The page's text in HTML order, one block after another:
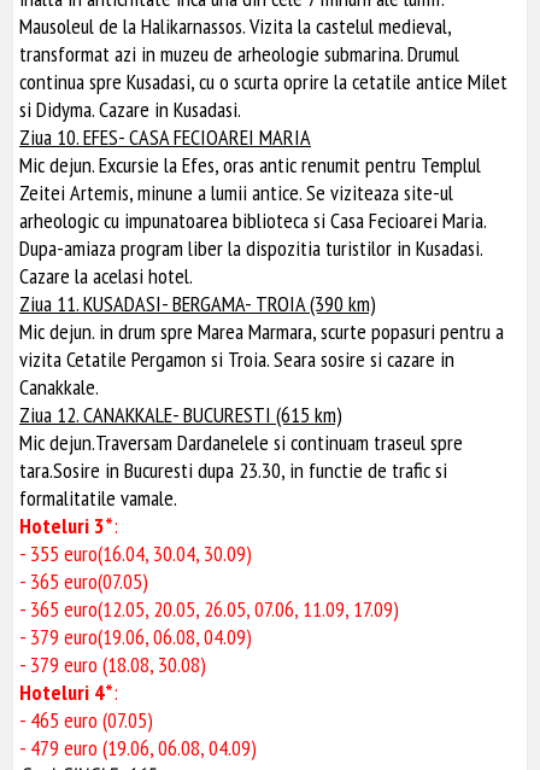
Mausoleul de la Halikarnassos. Vizita la castelul medieval,
transformat azi in muzeu de arheologie submarina. Drumul
continua spre Kusadasi, cu o scurta oprire la cetatile antice Milet
si Didyma. Cazare in Kusadasi.
Ziua 10. EFES- CASA FECIOAREI MARIA
Mic dejun. Excursie la Efes, oras antic renumit pentru Templul
Zeitei Artemis, minune a lumii antice. Se viziteaza site-ul
arheologic cu impunatoarea biblioteca si Casa Fecioarei Maria.
Dupa-amiaza program liber la dispozitia turistilor in Kusadasi.
Cazare la acelasi hotel.
Ziua 11. KUSADASI- BERGAMA- TROIA (390 km)
Mic dejun. in drum spre Marea Marmara, scurte popasuri pentru a
vizita Cetatile Pergamon si Troia. Seara sosire si cazare in
Canakkale.
Ziua 12. CANAKKALE- BUCURESTI (615 km)
Mic dejun.Traversam Dardanelele si continuam traseul spre
tara.Sosire in Bucuresti dupa 23.30, in functie de trafic si
formalitatile vamale.
Hoteluri 3*:
- 355 euro(16.04, 30.04, 30.09)
- 365 euro(07.05)
- 365 euro(12.05, 20.05, 26.05, 07.06, 11.09, 17.09)
- 379 euro(19.06, 06.08, 04.09)
- 379 euro (18.08, 30.08)
Hoteluri 4*:
- 465 euro (07.05)
- 479 euro (19.06, 06.08, 04.09)